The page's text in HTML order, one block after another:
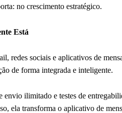
no crescimento estratégico.
Está
redes sociais e aplicativos de
de forma integrada e inteligente.
ilimitado e testes de
ela transforma o aplicativo de